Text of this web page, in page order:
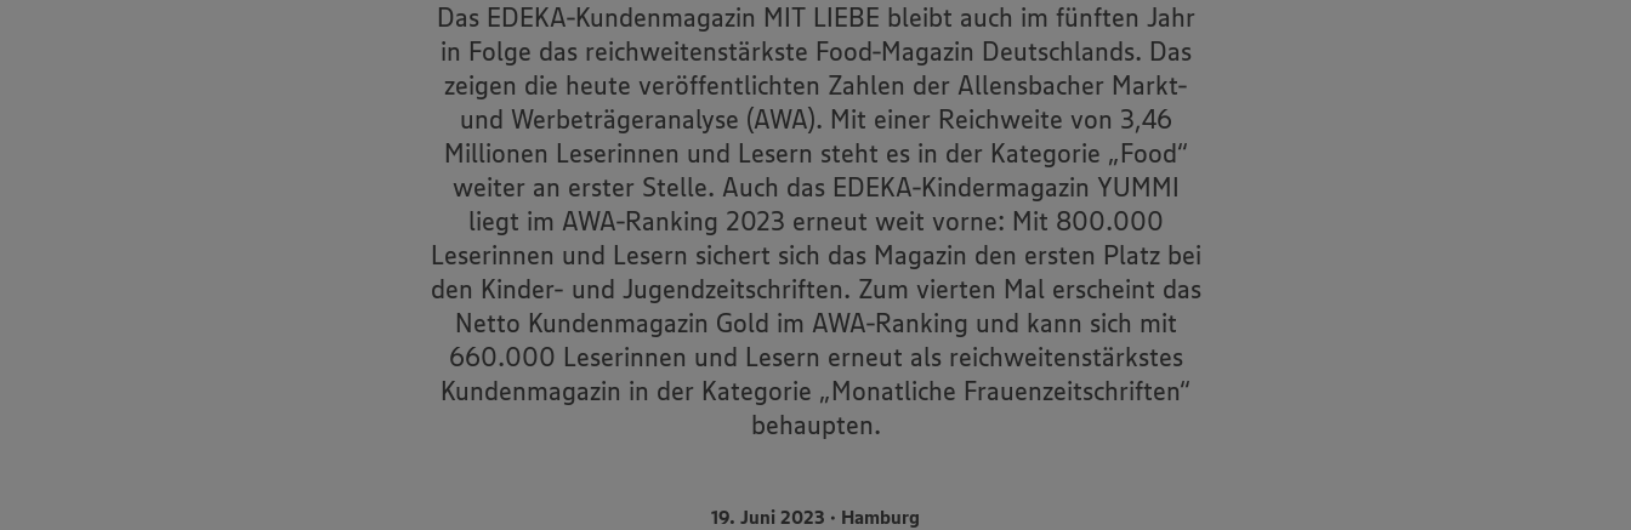
Das EDEKA-Kundenmagazin MIT LIEBE bleibt auch im fünften Jahr
in Folge das reichweitenstärkste Food-Magazin Deutschlands. Das
zeigen die heute veröffentlichten Zahlen der Allensbacher Markt-
und Werbe­trägeranalyse (AWA). Mit einer Reichweite von 3,46
Millionen Leserinnen und Lesern steht es in der Kategorie „Food“
weiter an erster Stelle. Auch das EDEKA-Kindermagazin YUMMI
liegt im AWA-Ranking 2023 erneut weit vorne: Mit 800.000
Leserinnen und Lesern sichert sich das Magazin den ersten Platz bei
den Kinder- und Jugendzeitschriften. Zum vierten Mal erscheint das
Netto Kundenmagazin Gold im AWA-Ranking und kann sich mit
660.000 Leserinnen und Lesern erneut als reichweitenstärkstes
Kundenmagazin in der Kategorie „Monatliche Frauenzeitschriften“
behaupten.
19. Juni 2023 • Hamburg